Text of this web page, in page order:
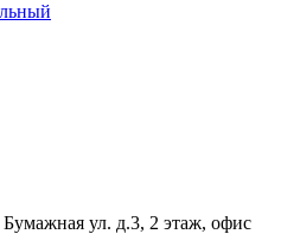
Бумажная ул. д.3, 2 этаж, офис